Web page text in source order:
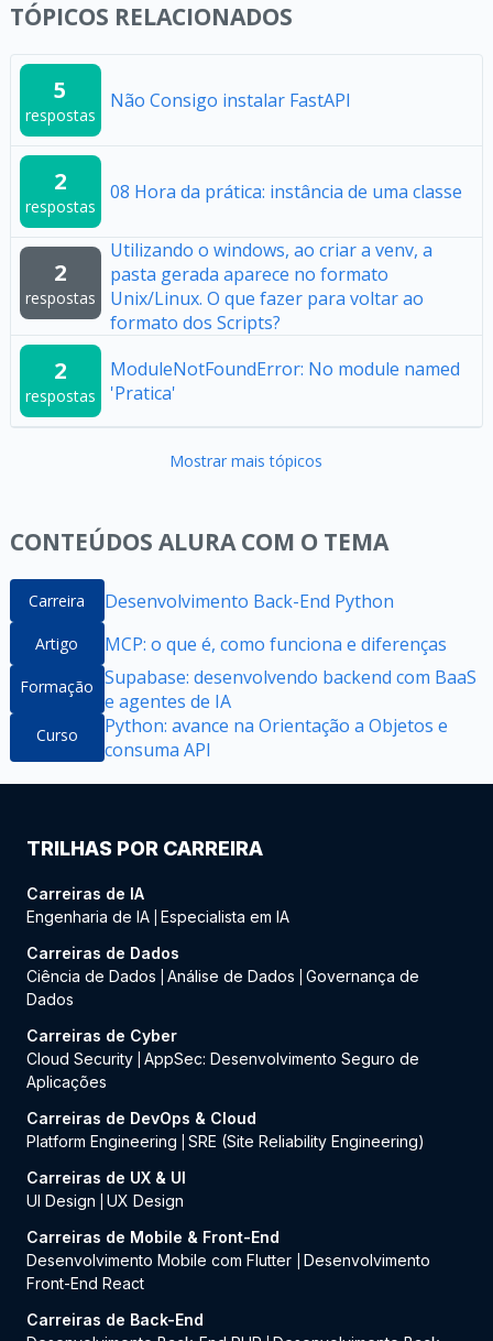
TÓPICOS RELACIONADOS
5
respostas
Não Consigo instalar FastAPI
2
respostas
08 Hora da prática: instância de uma classe
2
respostas
Utilizando o windows, ao criar a venv, a
pasta gerada aparece no formato
Unix/Linux. O que fazer para voltar ao
formato dos Scripts?
2
respostas
ModuleNotFoundError: No module named
'Pratica'
Mostrar mais tópicos
CONTEÚDOS ALURA COM O TEMA
Carreira Desenvolvimento Back-End Python
Artigo MCP: o que é, como funciona e diferenças
Formação Supabase: desenvolvendo backend com BaaS
e agentes de IA
Curso
Python: avance na Orientação a Objetos e
consuma API
TRILHAS POR CARREIRA
Carreiras de IA
Engenharia de IA Especialista em IA
Carreiras de Dados
Ciência de Dados
Análise de Dados
Governança de
Dados
Carreiras de Cyber
Cloud Security AppSec: Desenvolvimento Seguro de
Aplicações
Carreiras de DevOps & Cloud
Platform Engineering
SRE (Site Reliability Engineering)
Carreiras de UX & UI
UI Design
UX Design
Carreiras de Mobile & Front-End
Desenvolvimento Mobile com Flutter
Desenvolvimento
Front-End React
Carreiras de Back-End